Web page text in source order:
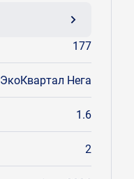
177
ЭкоКвартал Нега
1.6
2